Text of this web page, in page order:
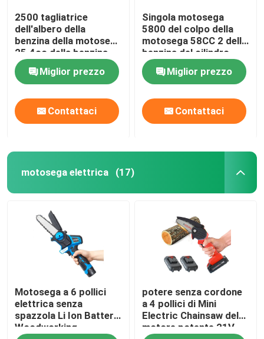
2500 tagliatrice
dell'albero della
benzina della motosega
25.4cc della benzina
0.9KW piccola
Miglior prezzo
Contattaci
Singola motosega
5800 del colpo della
motosega 58CC 2 della
benzina del cilindro
2.3KW
Miglior prezzo
Contattaci
motosega elettrica (17)
Motosega a 6 pollici
elettrica senza
spazzola Li Ion Battery
Woodworking
potere senza cordone
a 4 pollici di Mini
Electric Chainsaw del
motore potente 21V